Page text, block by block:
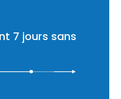
7 jours sans